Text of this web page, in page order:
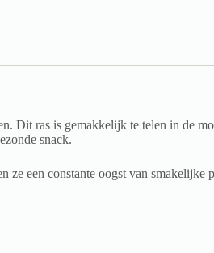
Dit ras is gemakkelijk te telen in de
snack.
ze een constante oogst van smakelijke